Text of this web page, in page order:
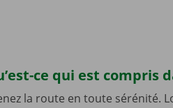
ce qui est compris
la route en toute sérénité.